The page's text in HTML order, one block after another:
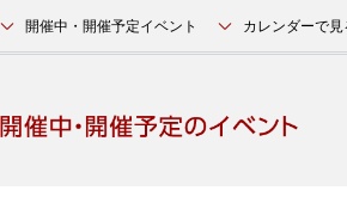
開催中・開催予定イベント カレンダーで見